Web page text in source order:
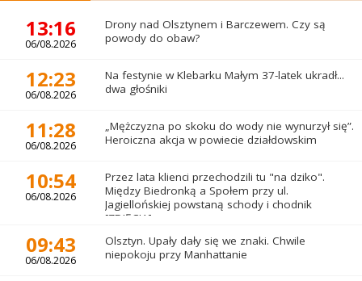
13:16
06/08.2026
Drony nad Olsztynem i Barczewem. Czy są
powody do obaw?
12:23
06/08.2026
Na festynie w Klebarku Małym 37-latek ukradł...
dwa głośniki
11:28
06/08.2026
„Mężczyzna po skoku do wody nie wynurzył się”.
Heroiczna akcja w powiecie działdowskim
10:54
06/08.2026
Przez lata klienci przechodzili tu "na dziko".
Między Biedronką a Społem przy ul.
Jagiellońskiej powstaną schody i chodnik
[ZDJĘCIA]
09:43
06/08.2026
Olsztyn. Upały dały się we znaki. Chwile
niepokoju przy Manhattanie